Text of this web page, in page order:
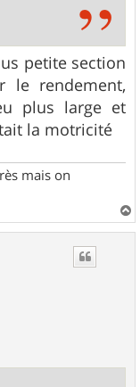
petite section
le rendement,
plus large et
la motricité
mais on
a